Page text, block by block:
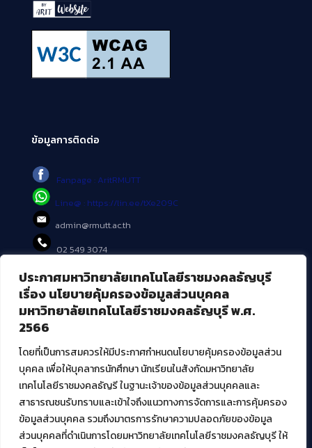
ประกาศมหาวิทยาลัยเทคโนโลยีราชมงคลธัญบุรี
เรื่อง นโยบายคุ้มครองข้อมูลส่วนบุคคล
มหาวิทยาลัยเทคโนโลยีราชมงคลธัญบุรี พ.ศ.
2566
โดยที่เป็นการสมควรให้มีประกาศกำหนดนโยบายคุ้มครองข้อมูลส่วน
บุคคล เพื่อให้บุคลากรนักศึกษา นักเรียนในสังกัดมหาวิทยาลัย
เทคโนโลยีราชมงคลธัญรี ในฐานะเจ้าของข้อมูลส่วนบุคคลและ
สาธารณชนรับทราบและเข้าใจถึงแนวทางการจัดการและการคุ้มครอง
ข้อมูลส่วนบุคคล รวมถึงมาตรการรักษาความปลอดภัยของข้อมูล
ส่วนบุคคลที่ดำเนินการโดยมหาวิทยาลัยเทคโนโลยีราชมงคลธัญบุรี ให้
ข้อมูลการติดต่อ
Fanpage : AritRMUTT
Line@ : https://lin.ee/tXe209C
admin@rmutt.ac.th
02 549 3074
บริการอื่นๆ ของ สวส.
ศูนย์สื่อดิจิทัล
ศูนย์นวัตกรรมและความรู้
สมัยใหม่ (MoSeC)
งานบริการวิชาการให้กับหน่วยงานภายนอก
โครงการส่งเสริมและพัฒนาผู้ประกอบการ SME โดย. มทร.ธัญบุรี